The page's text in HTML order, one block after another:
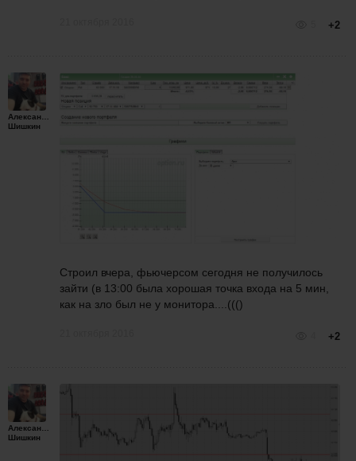
+2
Александр
Шишкин
Строил вчера, фьючерсом сегодня не получилось
зайти (в 13:00 была хорошая точка входа на 5 мин,
как на зло был не у монитора....((()
+2
Александр
Шишкин